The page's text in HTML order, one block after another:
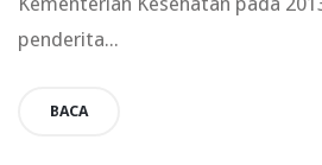
penderita...
BACA